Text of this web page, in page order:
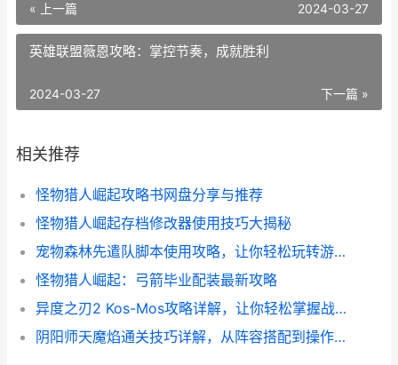
« 上一篇 2024-03-27
英雄联盟薇恩攻略：掌控节奏，成就胜利
下一篇 »
2024-03-27
相关推荐
怪物猎人崛起攻略书网盘分享与推荐
怪物猎人崛起存档修改器使用技巧大揭秘
宠物森林先遣队脚本使用攻略，让你轻松玩转游戏！
怪物猎人崛起：弓箭毕业配装最新攻略
异度之刃2 Kos-Mos攻略详解，让你轻松掌握战斗技巧
阴阳师天魔焰通关技巧详解，从阵容搭配到操作心得全都有！